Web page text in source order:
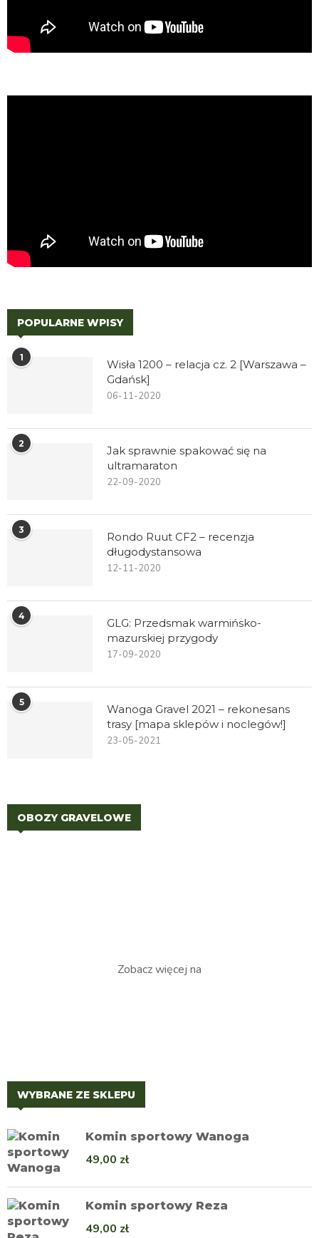
POPULARNE WPISY
1
Wisła 1200 – relacja cz. 2 [Warszawa –
Gdańsk]
06-11-2020
2
Jak sprawnie spakować się na
ultramaraton
22-09-2020
3
Rondo Ruut CF2 – recenzja
długodystansowa
12-11-2020
4
GLG: Przedsmak warmińsko-
mazurskiej przygody
17-09-2020
5
Wanoga Gravel 2021 – rekonesans
trasy [mapa sklepów i noclegów!]
23-05-2021
OBOZY GRAVELOWE
Zobacz więcej na
WYBRANE ZE SKLEPU
Komin sportowy Wanoga
49,00 zł
Komin sportowy Reza
49,00 zł